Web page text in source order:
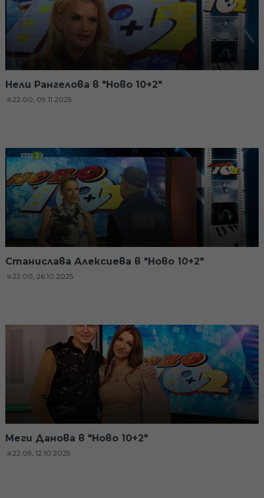
Нели Рангелова в "Ново 10+2"
22:00, 09.11.2025
Станислава Алексиева в "Ново 10+2"
22:00, 26.10.2025
Меги Данова в "Ново 10+2"
22:09, 12.10.2025